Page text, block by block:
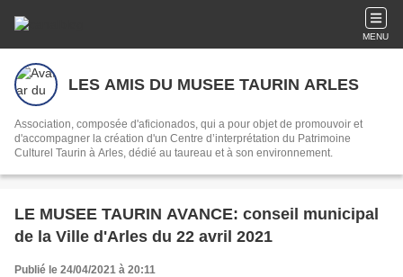
MENU
LES AMIS DU MUSEE TAURIN ARLES
Association, composée d'aficionados, qui a pour objet de promouvoir et
d'accompagner la création d'un Centre d’interprétation du Patrimoine
Culturel Taurin à Arles, dédié au taureau et à son environnement.
LE MUSEE TAURIN AVANCE: conseil municipal
de la Ville d'Arles du 22 avril 2021
Publié le 24/04/2021 à 20:11